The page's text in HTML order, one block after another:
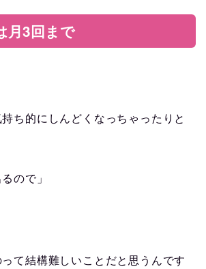
月 3 回まで
持ち的にしんどくなっちゃったりと
ので」
て結構難しいことだと思うんです